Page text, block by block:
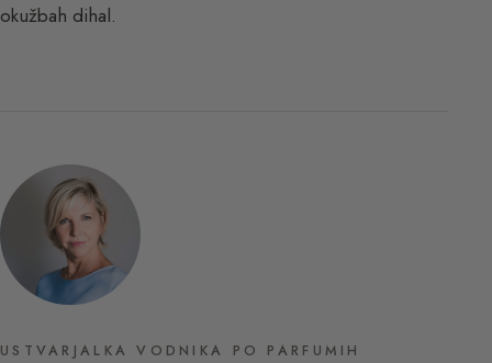
okužbah dihal.
USTVARJALKA VODNIKA PO PARFUMIH